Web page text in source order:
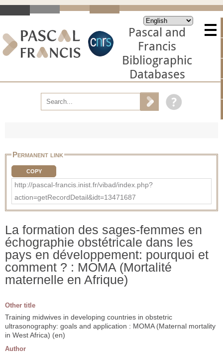
Pascal and
Francis
Bibliographic
Databases
Permanent link
COPY
http://pascal-francis.inist.fr/vibad/index.php?
action=getRecordDetail&idt=13471687
La formation des sages-femmes en
échographie obstétricale dans les
pays en développement: pourquoi et
comment ? : MOMA (Mortalité
maternelle en Afrique)
Other title
Training midwives in developing countries in obstetric
ultrasonography: goals and application : MOMA (Maternal mortality
in West Africa) (en)
Author